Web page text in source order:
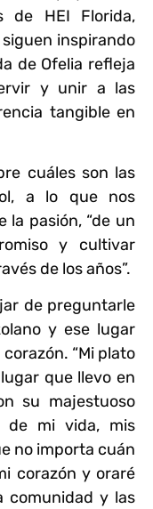
de HEI Florida,
inspirando
de Ofelia refleja
y unir a las
tangible en
cuáles son las
a lo que nos
la pasión, “de un
y cultivar
de los años”.
de preguntarle
y ese lugar
“Mi plato
que llevo en
su majestuoso
de mi vida, mis
no importa cuán
corazón y oraré
comunidad y las